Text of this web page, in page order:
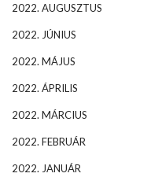
2022. AUGUSZTUS
2022. JÚNIUS
2022. MÁJUS
2022. ÁPRILIS
2022. MÁRCIUS
2022. FEBRUÁR
2022. JANUÁR